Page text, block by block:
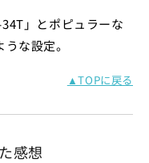
」とポピュラーな
な設定。
▲TOPに戻る
感想